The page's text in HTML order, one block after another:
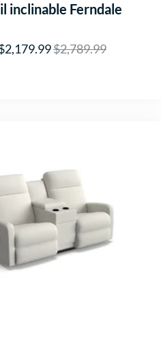
inclinable Ferndale
$2,789.99